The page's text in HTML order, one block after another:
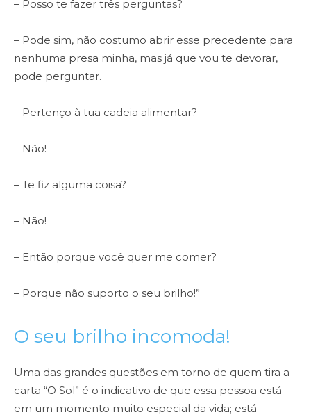
– Posso te fazer três perguntas?
– Pode sim, não costumo abrir esse precedente para
nenhuma presa minha, mas já que vou te devorar,
pode perguntar.
– Pertenço à tua cadeia alimentar?
– Não!
– Te fiz alguma coisa?
– Não!
– Então porque você quer me comer?
– Porque não suporto o seu brilho!”
O seu brilho incomoda!
Uma das grandes questões em torno de quem tira a
carta “O Sol” é o indicativo de que essa pessoa está
em um momento muito especial da vida; está